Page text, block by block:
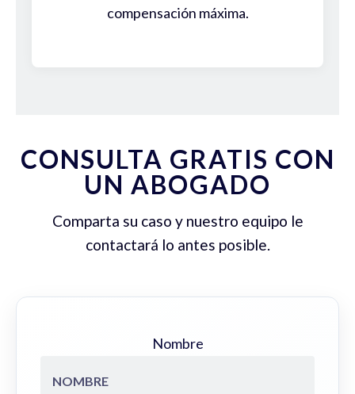
compensación máxima.
CONSULTA GRATIS CON
UN ABOGADO
Comparta su caso y nuestro equipo le
contactará lo antes posible.
Nombre